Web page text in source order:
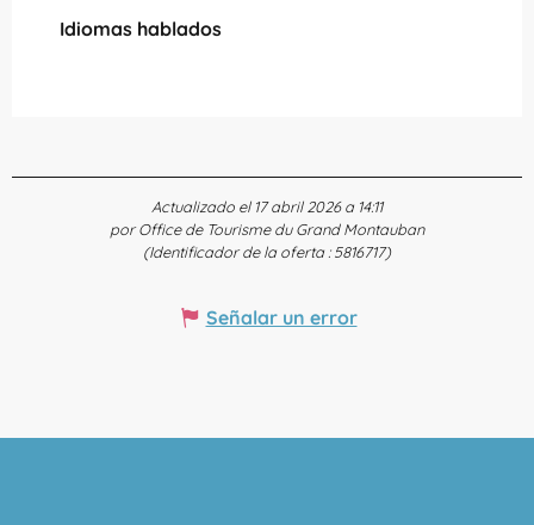
Idiomas hablados
Idiomas hablados
Actualizado el 17 abril 2026 a 14:11
por Office de Tourisme du Grand Montauban
(Identificador de la oferta :5816717)
Señalar un error